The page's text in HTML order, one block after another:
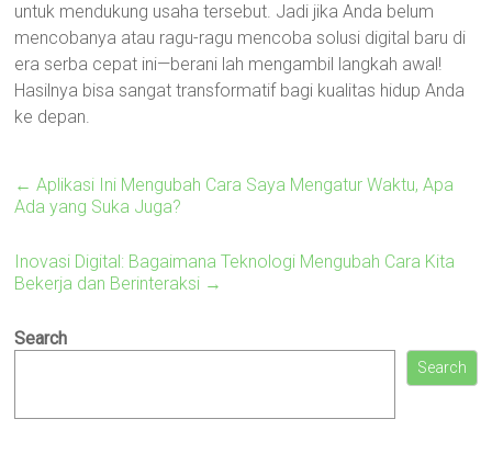
untuk mendukung usaha tersebut. Jadi jika Anda belum
mencobanya atau ragu-ragu mencoba solusi digital baru di
era serba cepat ini—berani lah mengambil langkah awal!
Hasilnya bisa sangat transformatif bagi kualitas hidup Anda
ke depan.
← Aplikasi Ini Mengubah Cara Saya Mengatur Waktu, Apa
Ada yang Suka Juga?
Inovasi Digital: Bagaimana Teknologi Mengubah Cara Kita
Bekerja dan Berinteraksi →
Search
Search